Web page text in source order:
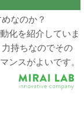
なのか？
化を紹介していま
持ちなのでその
ンスがよいです。